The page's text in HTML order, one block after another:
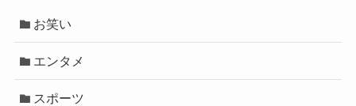
お笑い
エンタメ
スポーツ